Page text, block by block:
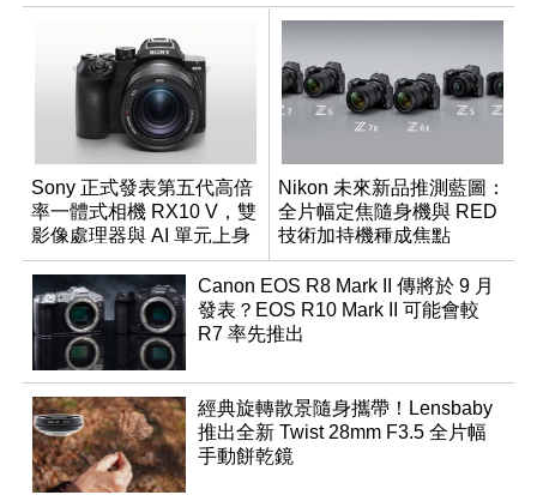
Sony 正式發表第五代高倍
率一體式相機 RX10 V，雙
影像處理器與 AI 單元上身
Nikon 未來新品推測藍圖：
全片幅定焦隨身機與 RED
技術加持機種成焦點
Canon EOS R8 Mark II 傳將於 9 月
發表？EOS R10 Mark II 可能會較
R7 率先推出
經典旋轉散景隨身攜帶！Lensbaby
推出全新 Twist 28mm F3.5 全片幅
手動餅乾鏡